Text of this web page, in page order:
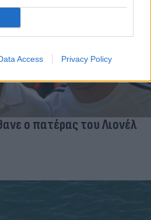
Access Privacy Policy
ο πατέρας του Λιονέλ